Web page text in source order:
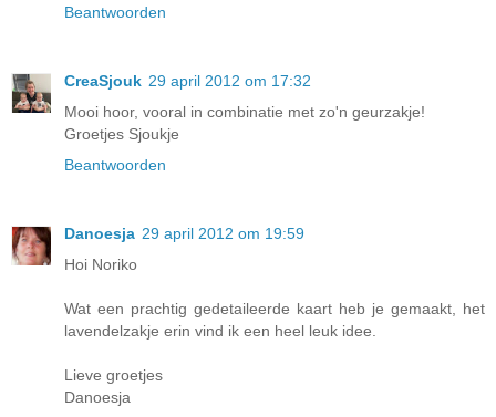
Beantwoorden
CreaSjouk 29 april 2012 om 17:32
Mooi hoor, vooral in combinatie met zo'n geurzakje!
Groetjes Sjoukje
Beantwoorden
Danoesja 29 april 2012 om 19:59
Hoi Noriko
Wat een prachtig gedetaileerde kaart heb je gemaakt, het
lavendelzakje erin vind ik een heel leuk idee.
Lieve groetjes
Danoesja